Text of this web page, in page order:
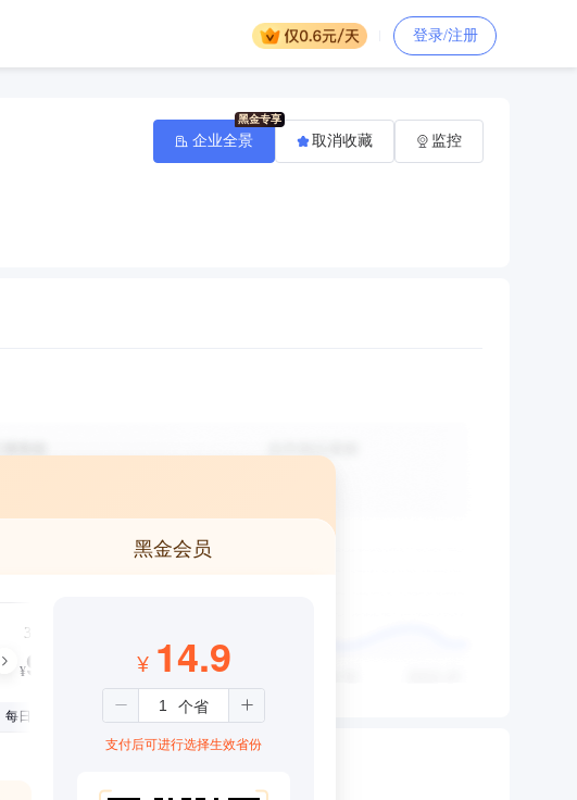
登录/注册
企业全景 取消收藏 监控
黑金会员
3个月
¥99
每日仅1.08元
¥ 14.9
支付后可进行选择生效省份